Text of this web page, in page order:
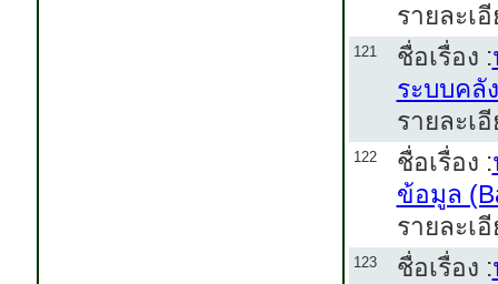
รายละเ
121 ชื่อเรื่อง :
ระบบคลั
รายละเ
122 ชื่อเรื่อง :
ข้อมูล
รายละเ
123 ชื่อเรื่อง :